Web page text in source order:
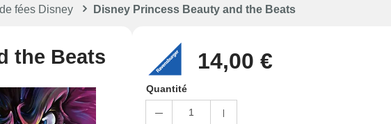
fées Disney Disney Princess Beauty and the Beats
the Beats 14,00 €
Quantité
1